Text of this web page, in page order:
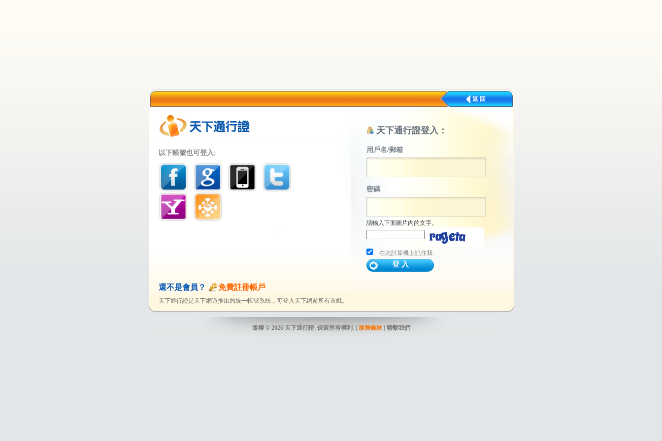
返 回
以下帳號也可登入:
天下通行證登入：
用戶名/郵箱
密碼
請輸入下面圖片內的文字。
在此計算機上記住我
還不是會員？ 免費註冊帳戶
天下通行證是天下網遊推出的統一帳號系統，可登入天下網遊所有遊戲。
版權 © 2026 天下通行證. 保留所有權利. | 服務條款| 聯繫我們